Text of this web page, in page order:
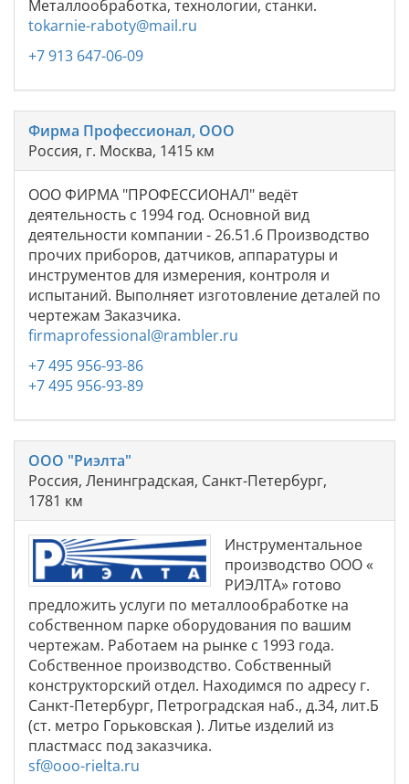
Металлообработка, технологии, станки.
tokarnie-raboty@mail.ru
+7 913 647-06-09
Фирма Профессионал, ООО
Россия, г. Москва, 1415 км
ООО ФИРМА "ПРОФЕССИОНАЛ" ведёт
деятельность с 1994 год. Основной вид
деятельности компании - 26.51.6 Производство
прочих приборов, датчиков, аппаратуры и
инструментов для измерения, контроля и
испытаний. Выполняет изготовление деталей по
чертежам Заказчика.
firmaprofessional@rambler.ru
+7 495 956-93-86
+7 495 956-93-89
ООО "Риэлта"
Россия, Ленинградская, Санкт-Петербург,
1781 км
Инструментальное
производство ООО «
РИЭЛТА» готово
предложить услуги по металлообработке на
собственном парке оборудования по вашим
чертежам. Работаем на рынке с 1993 года.
Собственное производство. Собственный
конструкторский отдел. Находимся по адресу г.
Санкт-Петербург, Петроградская наб., д.34, лит.Б
(ст. метро Горьковская ). Литье изделий из
пластмасс под заказчика.
sf@ooo-rielta.ru